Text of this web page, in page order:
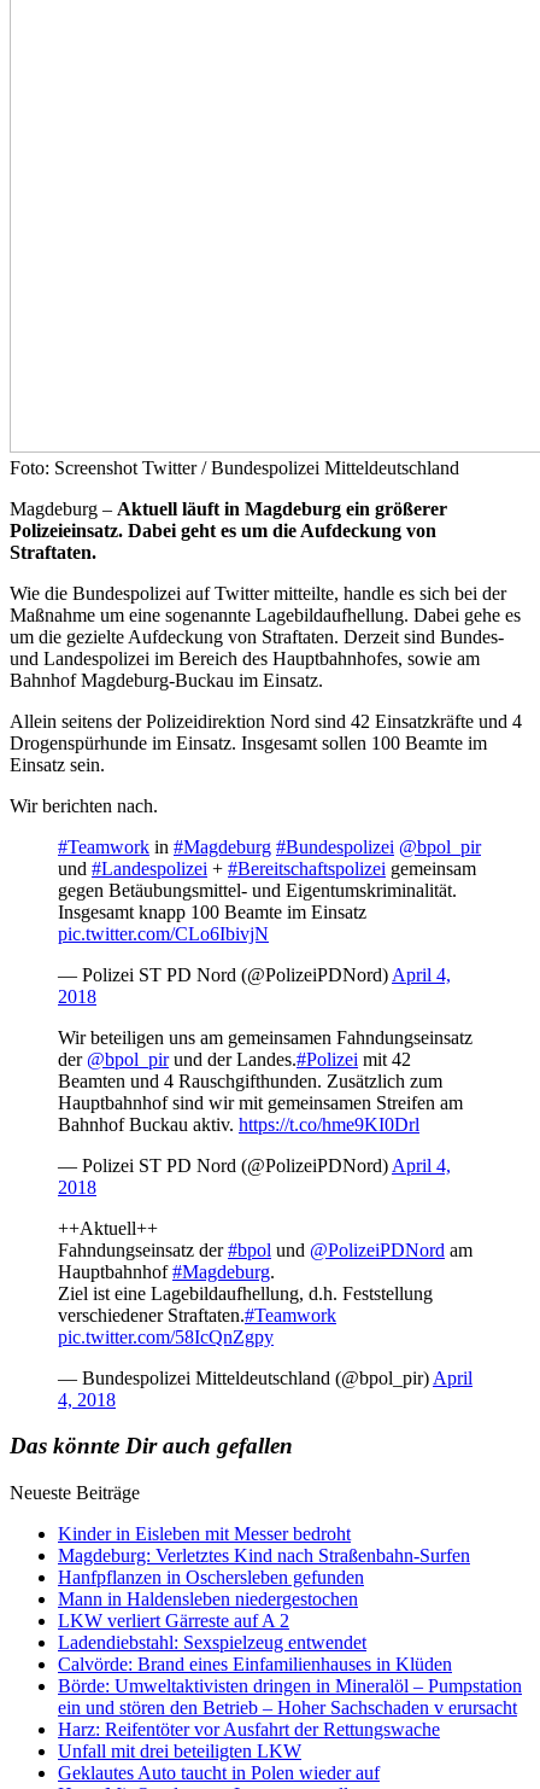
Foto: Screenshot Twitter / Bundespolizei Mitteldeutschland
Magdeburg – Aktuell läuft in Magdeburg ein größerer
Polizeieinsatz. Dabei geht es um die Aufdeckung von
Straftaten.
Wie die Bundespolizei auf Twitter mitteilte, handle es sich bei der
Maßnahme um eine sogenannte Lagebildaufhellung. Dabei gehe es
um die gezielte Aufdeckung von Straftaten. Derzeit sind Bundes-
und Landespolizei im Bereich des Hauptbahnhofes, sowie am
Bahnhof Magdeburg-Buckau im Einsatz.
Allein seitens der Polizeidirektion Nord sind 42 Einsatzkräfte und 4
Drogenspürhunde im Einsatz. Insgesamt sollen 100 Beamte im
Einsatz sein.
Wir berichten nach.
#Teamwork in #Magdeburg #Bundespolizei @bpol_pir
und #Landespolizei + #Bereitschaftspolizei gemeinsam
gegen Betäubungsmittel- und Eigentumskriminalität.
Insgesamt knapp 100 Beamte im Einsatz
pic.twitter.com/CLo6IbivjN
— Polizei ST PD Nord (@PolizeiPDNord) April 4,
2018
Wir beteiligen uns am gemeinsamen Fahndungseinsatz
der @bpol_pirund der Landes.#Polizei mit 42
Beamten und 4 Rauschgifthunden. Zusätzlich zum
Hauptbahnhof sind wir mit gemeinsamen Streifen am
Bahnhof Buckau aktiv. https://t.co/hme9KI0Drl
— Polizei ST PD Nord (@PolizeiPDNord) April 4,
2018
++Aktuell++
Fahndungseinsatz der#bpol und @PolizeiPDNord am
Hauptbahnhof#Magdeburg.
Ziel ist eine Lagebildaufhellung, d.h. Feststellung
verschiedener Straftaten.#Teamwork
pic.twitter.com/58IcQnZgpy
— Bundespolizei Mitteldeutschland (@bpol_pir) April
4, 2018
Das könnte Dir auch gefallen
Neueste Beiträge
Kinder in Eisleben mit Messer bedroht
Magdeburg: Verletztes Kind nach Straßenbahn-Surfen
Hanfpflanzen in Oschersleben gefunden
Mann in Haldensleben niedergestochen
LKW verliert Gärreste auf A 2
Ladendiebstahl: Sexspielzeug entwendet
Calvörde: Brand eines Einfamilienhauses in Klüden
Börde: Umweltaktivisten dringen in Mineralöl – Pumpstation
ein und stören den Betrieb – Hoher Sachschaden v erursacht
Harz: Reifentöter vor Ausfahrt der Rettungswache
Unfall mit drei beteiligten LKW
Geklautes Auto taucht in Polen wieder auf